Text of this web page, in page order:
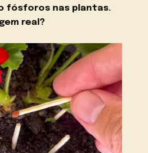
fósforos nas plantas.
real?